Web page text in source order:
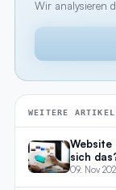
Wir analysieren
WEITERE ARTIKEL
Website
sich
09. Nov